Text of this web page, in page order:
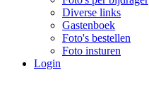
Diverse links
Gastenboek
Foto's bestellen
Foto insturen
Login